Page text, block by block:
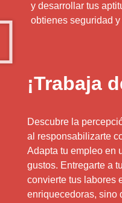
y desarrollar tus
obtienes seguridad
¡Trabaja
Descubre la
al responsabilizarte
Adapta tu empleo en
gustos. Entregarte a
convierte tus labores
enriquecedoras, sino